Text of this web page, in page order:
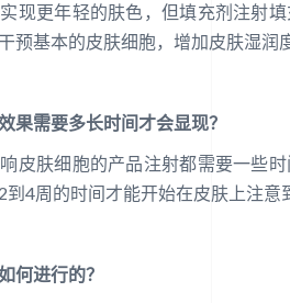
现更年轻的肤色，但填充剂注射
预基本的皮肤细胞，增加皮肤湿润
果需要多长时间才会显现？
皮肤细胞的产品注射都需要一些
4周的时间才能开始在皮肤上注意
何进行的？